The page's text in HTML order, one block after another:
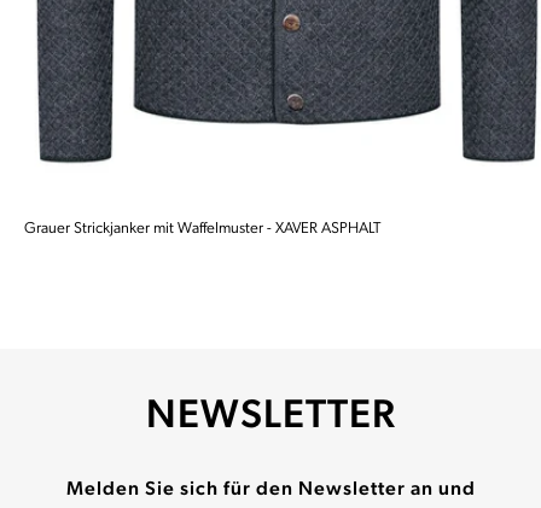
Grauer Strickjanker mit Waffelmuster - XAVER ASPHALT
NEWSLETTER
Melden Sie sich für den Newsletter an und